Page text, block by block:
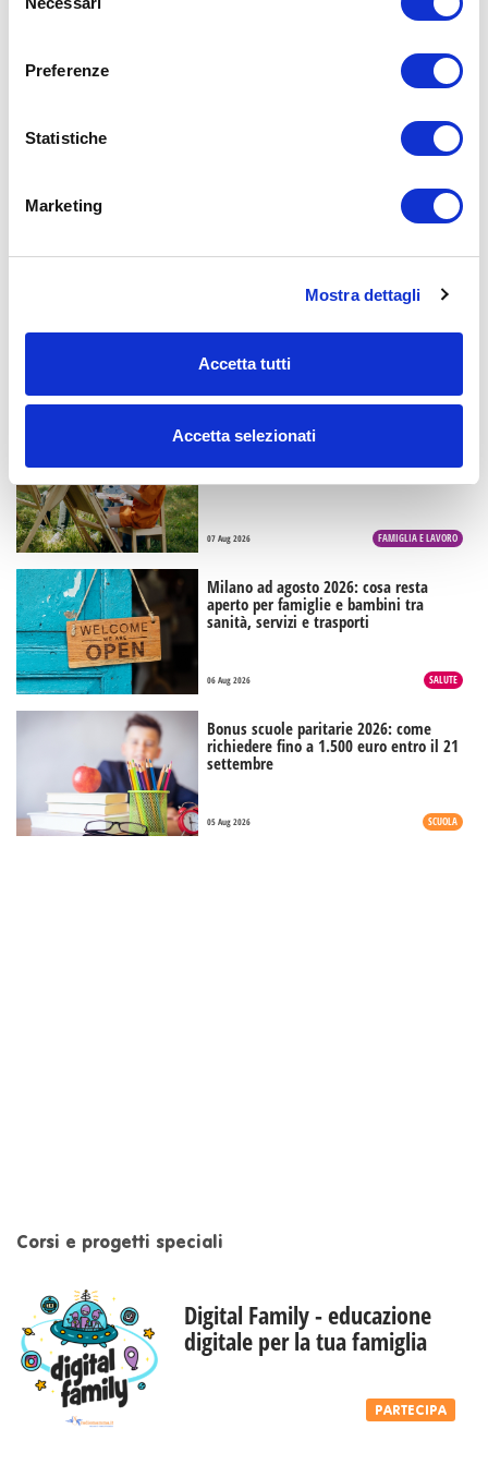
del
Preferenze
Statistiche
Marketing
Mostra dettagli
Accetta tutti
Accetta selezionati
Ottieni Radiomamma Card
SCOPRI I VANTAGGI
Cosa fare in agosto e Ferragosto 2026 a
Milano con i figli
07 Aug 2026 FAMIGLIA E LAVORO
Milano ad agosto 2026: cosa resta
aperto per famiglie e bambini tra
sanità, servizi e trasporti
06 Aug 2026 SALUTE
Bonus scuole paritarie 2026: come
richiedere fino a 1.500 euro entro il 21
settembre
05 Aug 2026 SCUOLA
Corsi e progetti speciali
Digital Family - educazione
digitale per la tua famiglia
PARTECIPA